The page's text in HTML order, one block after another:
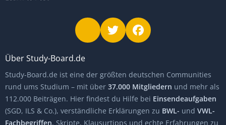
Über Study-Board.de
Study-Board.de ist eine der größten deutschen Communities
rund ums Studium – mit über 37.000 Mitgliedern und mehr als
112.000 Beiträgen. Hier findest du Hilfe bei Einsendeaufgaben
(SGD, ILS & Co.), verständliche Erklärungen zu BWL- und VWL-
Fachbegriffen, Skripte, Klausurtipps und echte Erfahrungen zu